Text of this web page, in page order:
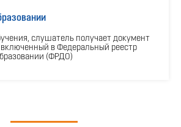
слушатель получает документ
включенный в Федеральный реестр
(ФРДО)